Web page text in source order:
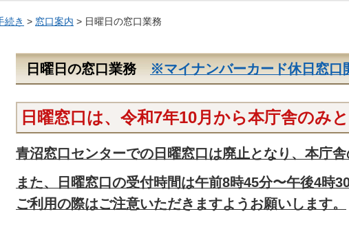
続き > 窓口案内 > 日曜日の窓口業務
日曜日の窓口業務 ※マイナンバーカード休日窓口
日曜窓口は、令和7年10月から本庁舎のみ
青沼窓口センターでの日曜窓口は廃止となり、本庁
また、日曜窓口の受付時間は午前8時45分〜午後4時
ご利用の際はご注意いただきますようお願いします。